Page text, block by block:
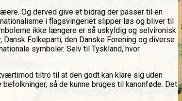
Og derved give et bidrag der passer til en
i flagsvingeriet slipper løs og bliver til
ikke længere er så uskyldig og selvironisk
Folkeparti, den Danske Forening og diverse
symboler. Selv til Tyskland, hvor
tiltro til at den godt kan klare sig uden
så de kunne bruges til kanonføde. Det